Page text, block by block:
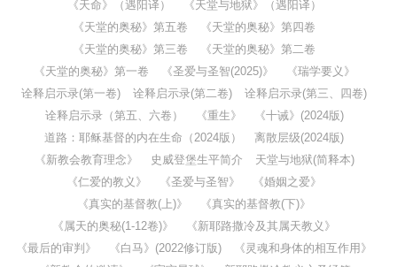
《天命》（遇阳译）
《天堂与地狱》（遇阳译）
《天堂的奥秘》第五卷
《天堂的奥秘》第四卷
《天堂的奥秘》第三卷
《天堂的奥秘》第二卷
《天堂的奥秘》第一卷
《圣爱与圣智(2025)》
《瑞学要义》
诠释启示录(第一卷)
诠释启示录(第二卷)
诠释启示录(第三、四卷)
诠释启示录（第五、六卷）
《重生》
《十诫》(2024版)
道路：耶稣基督的内在生命（2024版）
离散层级(2024版)
《新教会教育理念》
史威登堡生平简介
天堂与地狱(简释本)
《仁爱的教义》
《圣爱与圣智》
《婚姻之爱》
《真实的基督教(上)》
《真实的基督教(下)》
《属天的奥秘(1-12卷)》
《新耶路撒冷及其属天教义》
《最后的审判》
《白马》(2022修订版)
《灵魂和身体的相互作用》